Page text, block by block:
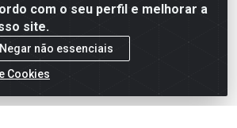
com o seu perfil e melhorar a
site.
Negar não essenciais
Cookies